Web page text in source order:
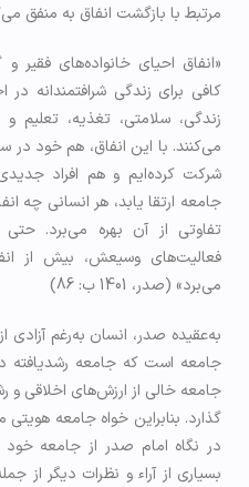
مرتبط با بازگشت انفاق به منفق
«انفاق احیای خانواده‌‌های
کافی برای زندگی شرافتمندانه در
زندگی، سلامتی، تغذیه، تعلیم
می‌‌کنند. با این انفاق، هم خود
شرکت کرده‌ایم و هم افراد
جامعه ارتقا یابد، هر انسانی چه
تفاوتی از آن بهره می‌‌برد. حتی
فعالیت‌‌های وسیعش، بیش از
می‌‌برد» (صدر، 1401 ب: 86)
به‌عقیده صدر، انسان به‌رغم آزادی
جامعه است که جامعه­ رشد­یافته
جامعه­ خالی از ارزش‌­های اخلاقی و
گذارد. بنابراین خواه جامعه
در نگاه امام صدر از جامعه­
بسیاری از آراء و نظرات دیگر از